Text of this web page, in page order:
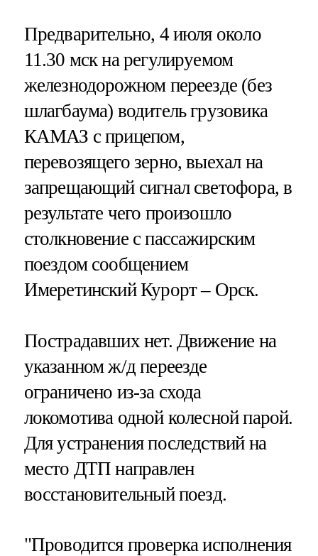
Предварительно, 4 июля около
11.30 мск на регулируемом
железнодорожном переезде (без
шлагбаума) водитель грузовика
КАМАЗ с прицепом,
перевозящего зерно, выехал на
запрещающий сигнал светофора, в
результате чего произошло
столкновение с пассажирским
поездом сообщением
Имеретинский Курорт – Орск.
Пострадавших нет. Движение на
указанном ж/д переезде
ограничено из-за схода
локомотива одной колесной парой.
Для устранения последствий на
место ДТП направлен
восстановительный поезд.
"Проводится проверка исполнения